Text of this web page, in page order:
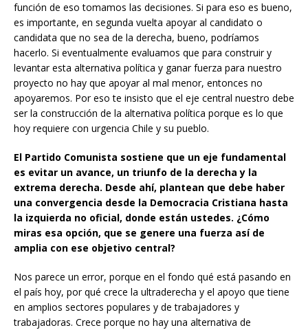
función de eso tomamos las decisiones. Si para eso es bueno,
es importante, en segunda vuelta apoyar al candidato o
candidata que no sea de la derecha, bueno, podríamos
hacerlo. Si eventualmente evaluamos que para construir y
levantar esta alternativa política y ganar fuerza para nuestro
proyecto no hay que apoyar al mal menor, entonces no
apoyaremos. Por eso te insisto que el eje central nuestro debe
ser la construcción de la alternativa política porque es lo que
hoy requiere con urgencia Chile y su pueblo.
El Partido Comunista sostiene que un eje fundamental
es evitar un avance, un triunfo de la derecha y la
extrema derecha. Desde ahí, plantean que debe haber
una convergencia desde la Democracia Cristiana hasta
la izquierda no oficial, donde están ustedes. ¿Cómo
miras esa opción, que se genere una fuerza así de
amplia con ese objetivo central?
Nos parece un error, porque en el fondo qué está pasando en
el país hoy, por qué crece la ultraderecha y el apoyo que tiene
en amplios sectores populares y de trabajadores y
trabajadoras. Crece porque no hay una alternativa de